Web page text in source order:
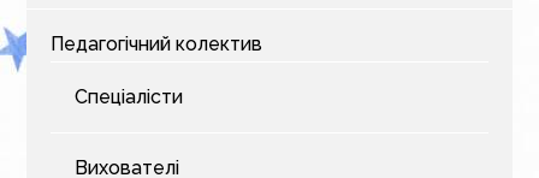
Педагогічний колектив
Спеціалісти
Вихователі